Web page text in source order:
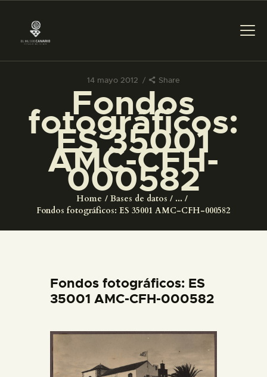
14 mayo 2012 Share
Fondos
fotográficos:
ES 35001
AMC-CFH-
000582
Home Bases de datos
...
Fondos fotográficos: ES 35001 AMC-CFH-000582
PREPARAR LA VISITA
ACTIVIDADES
█
EL MUSEO
DIDÁCTICA
PREPARAR LA VISITA
Fondos fotográficos: ES
35001 AMC-CFH-000582